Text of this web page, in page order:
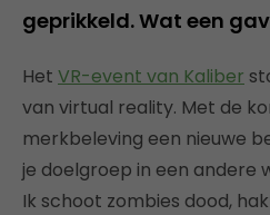
geprikkeld. Wat een
Het VR-event van Kaliber
van virtual reality. Met de
merkbeleving een nieuwe
je doelgroep in een andere
Ik schoot zombies dood,